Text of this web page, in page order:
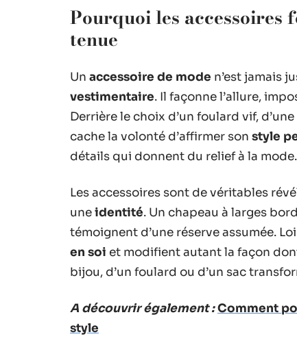
Pourquoi les accessoires
tenue
Un accessoire de mode n’est jamais
vestimentaire. Il façonne l’allure,
Derrière le choix d’un foulard vif,
cache la volonté d’affirmer son style
détails qui donnent du relief à la mode.
Les accessoires sont de véritables
uneidentité. Un chapeau à larges
témoignent d’une réserve assumée.
en soi et modifient autant la façon
bijou, d’un foulard ou d’un sac
A découvrir également :Comment
style